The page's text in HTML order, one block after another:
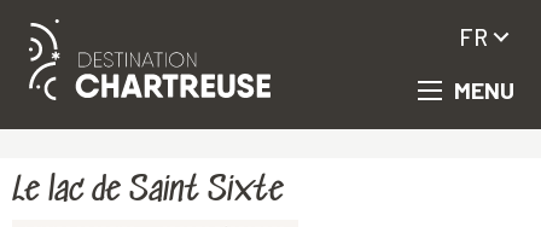
Aller
principal
MENU
FR
Le lac de Saint Sixte